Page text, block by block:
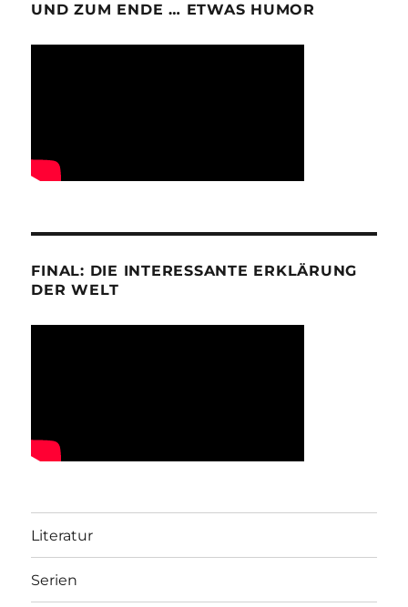
UND ZUM ENDE … ETWAS HUMOR
FINAL: DIE INTERESSANTE ERKLÄRUNG
DER WELT
Literatur
Serien